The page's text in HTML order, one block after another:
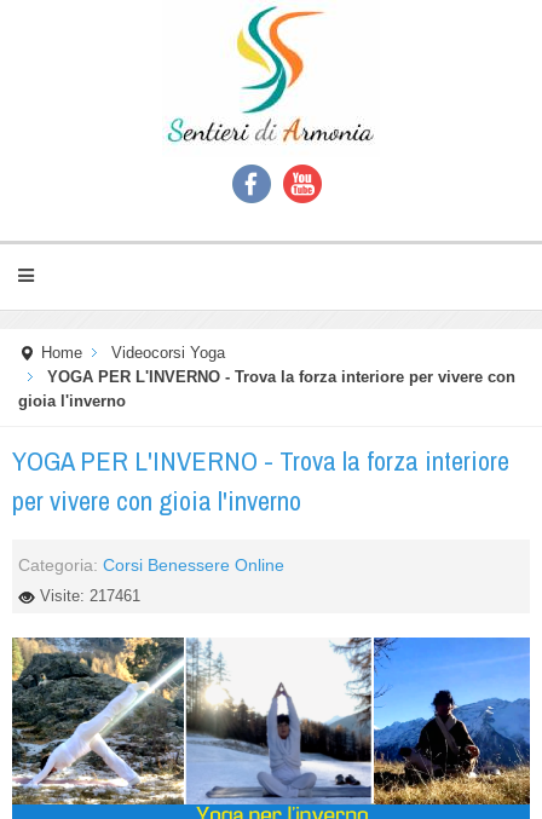
Home
Videocorsi Yoga
YOGA PER L'INVERNO - Trova la forza interiore per vivere con
gioia l'inverno
YOGA PER L'INVERNO - Trova la forza interiore
per vivere con gioia l'inverno
Categoria: Corsi Benessere Online
Visite: 217461